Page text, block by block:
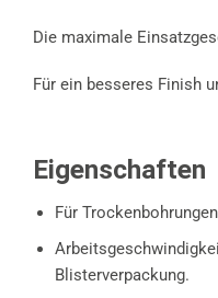
Die maximale
Für ein besseres Finish
Eigenschaften
Für
Blisterverpackung.